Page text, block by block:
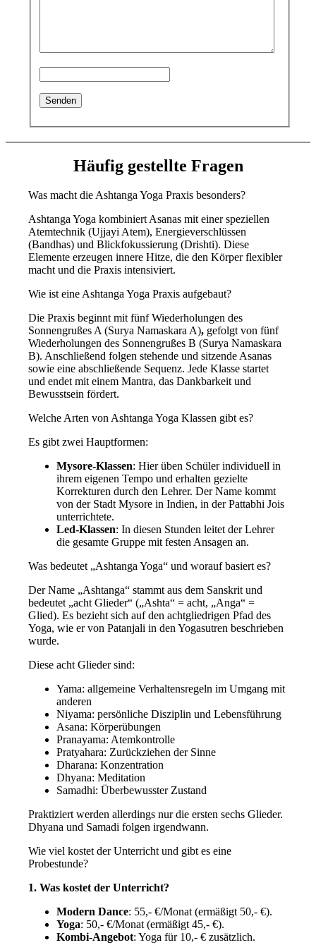
Häufig gestellte Fragen
Was macht die Ashtanga Yoga Praxis besonders?
Ashtanga Yoga kombiniert Asanas mit einer speziellen
Atemtechnik (Ujjayi Atem), Energieverschlüssen
(Bandhas) und Blickfokussierung (Drishti). Diese
Elemente erzeugen innere Hitze, die den Körper flexibler
macht und die Praxis intensiviert.
Wie ist eine Ashtanga Yoga Praxis aufgebaut?
Die Praxis beginnt mit fünf Wiederholungen des
Sonnengrußes A (Surya Namaskara A), gefolgt von fünf
Wiederholungen des Sonnengrußes B (Surya Namaskara
B). Anschließend folgen stehende und sitzende Asanas
sowie eine abschließende Sequenz. Jede Klasse startet
und endet mit einem Mantra, das Dankbarkeit und
Bewusstsein fördert.
Welche Arten von Ashtanga Yoga Klassen gibt es?
Es gibt zwei Hauptformen:
Mysore-Klassen: Hier üben Schüler individuell in
ihrem eigenen Tempo und erhalten gezielte
Korrekturen durch den Lehrer. Der Name kommt
von der Stadt Mysore in Indien, in der Pattabhi Jois
unterrichtete.
Led-Klassen: In diesen Stunden leitet der Lehrer
die gesamte Gruppe mit festen Ansagen an.
Was bedeutet „Ashtanga Yoga“ und worauf basiert es?
Der Name „Ashtanga“ stammt aus dem Sanskrit und
bedeutet „acht Glieder“ („Ashta“ = acht, „Anga“ =
Glied). Es bezieht sich auf den achtgliedrigen Pfad des
Yoga, wie er von Patanjali in den Yogasutren beschrieben
wurde.
Diese acht Glieder sind:
Yama: allgemeine Verhaltensregeln im Umgang mit
anderen
Niyama: persönliche Disziplin und Lebensführung
Asana: Körperübungen
Pranayama: Atemkontrolle
Pratyahara: Zurückziehen der Sinne
Dharana: Konzentration
Dhyana: Meditation
Samadhi: Überbewusster Zustand
Praktiziert werden allerdings nur die ersten sechs Glieder.
Dhyana und Samadi folgen irgendwann.
Wie viel kostet der Unterricht und gibt es eine
Probestunde?
1. Was kostet der Unterricht?
Modern Dance: 55,- €/Monat (ermäßigt 50,- €).
Yoga: 50,- €/Monat (ermäßigt 45,- €).
Kombi-Angebot: Yoga für 10,- € zusätzlich.